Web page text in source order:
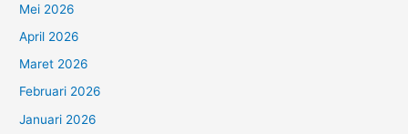
Mei 2026
April 2026
Maret 2026
Februari 2026
Januari 2026